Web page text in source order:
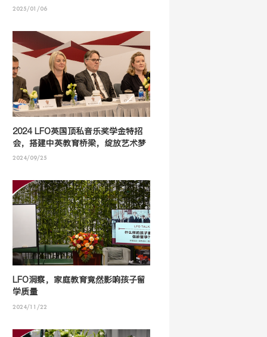
2025/01/06
2024 LFO英国顶私音乐奖学金特招
会，搭建中英教育桥梁，绽放艺术梦
想之花！
2024/09/25
LFO洞察，家庭教育竟然影响孩子留
学质量
2024/11/22